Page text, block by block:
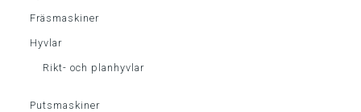
Fräsmaskiner
Hyvlar
Rikt- och planhyvlar
Putsmaskiner